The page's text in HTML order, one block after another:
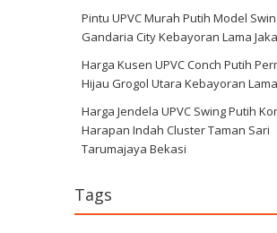
Pintu UPVC Murah Putih Model
Gandaria City Kebayoran Lama
Harga Kusen UPVC Conch Putih
Hijau Grogol Utara Kebayoran Lama
Harga Jendela UPVC Swing Putih
Harapan Indah Cluster Taman Sari
Tarumajaya Bekasi
Tags